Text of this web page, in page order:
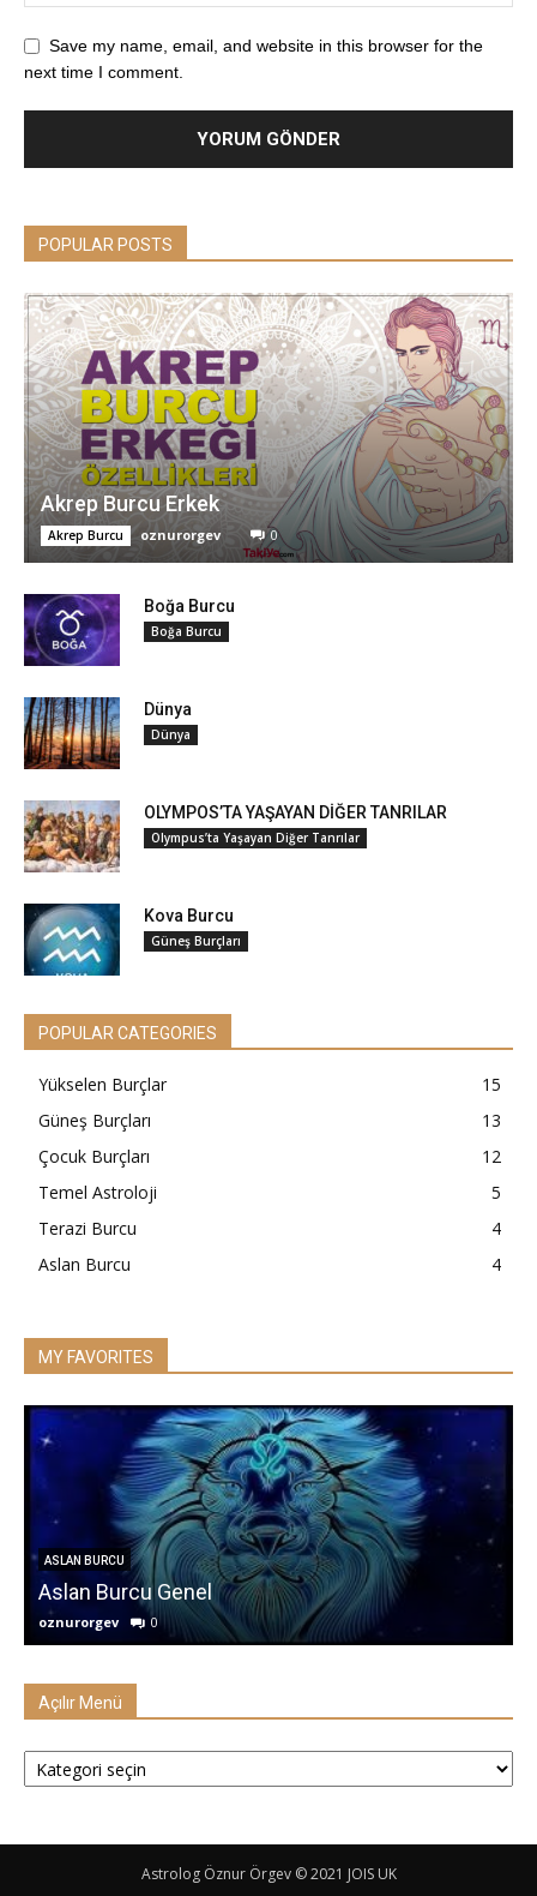
Save my name, email, and website in this browser for the
next time I comment.
POPULAR POSTS
Akrep Burcu Erkek
Akrep Burcu oznurorgev 0
Boğa Burcu
Boğa Burcu
Dünya
Dünya
OLYMPOS’TA YAŞAYAN DİĞER TANRILAR
Olympus’ta Yaşayan Diğer Tanrılar
Kova Burcu
Güneş Burçları
POPULAR CATEGORIES
Yükselen Burçlar
15
Güneş Burçları
13
Çocuk Burçları
12
Temel Astroloji
5
Terazi Burcu
4
Aslan Burcu
4
MY FAVORITES
ASLAN BURCU
Aslan Burcu Genel
oznurorgev 0
Açılır Menü
Açılır
Menü
Astrolog Öznur Örgev © 2021 JOIS UK